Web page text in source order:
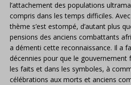
l’attachement des populations
compris dans les temps difficiles.
thème s’est estompé, d’autant plus
pensions des anciens combattants
a démenti cette reconnaissance. Il a
décennies pour que le gouvernement
les faits et dans les symboles, à
célébrations aux morts et anciens